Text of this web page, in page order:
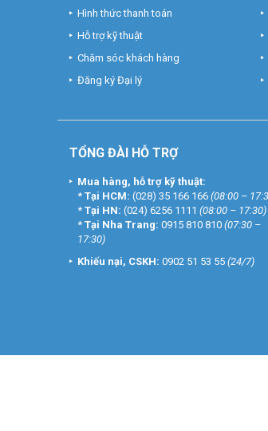
Hình thức thanh toán
Hỗ trợ kỹ thuật
Chăm sóc khách hàng
Đăng ký Đại lý
TỔNG ĐÀI HỖ TRỢ
Mua hàng, hỗ trợ kỹ thuật:
* Tại HCM: (028) 35 166 166 (08:00 –
* Tại HN: (024) 6256 1111 (08:00 – 17:30)
* Tại Nha Trang: 0915 810 810 (07:30 –
17:30)
Khiếu nại, CSKH: 0902 51 53 55 (24/7)